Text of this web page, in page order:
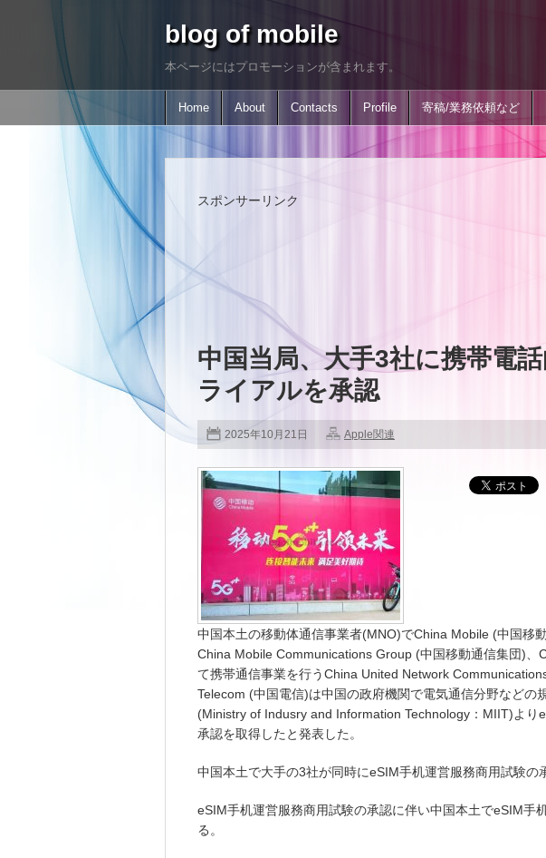
blog of mobile
本ページにはプロモーションが含まれます。
Home About Contacts Profile 寄稿/業務依頼など
スポンサーリンク
中国当局、大手3社に携帯電
ライアルを承認
2025年10月21日 Apple関連
中国本土の移動体通信事業者(MNO)でChina Mobile (中国移
China Mobile Communications Group (中国移動通信集団)、
て携帯通信事業を行うChina United Network
Telecom (中国電信)は中国の政府機関で電気通信分野などの
(Ministry of Indusry and Information Technology：MIIT)より
承認を取得したと発表した。
中国本土で大手の3社が同時にeSIM手机運営服務商用試験の
eSIM手机運営服務商用試験の承認に伴い中国本土でeSIM手
る。